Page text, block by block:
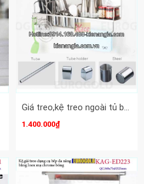
Giá treo,kệ treo ngoài tủ bếp đa năng 700EUROGOLD KAG-ED222
1.400.000₫